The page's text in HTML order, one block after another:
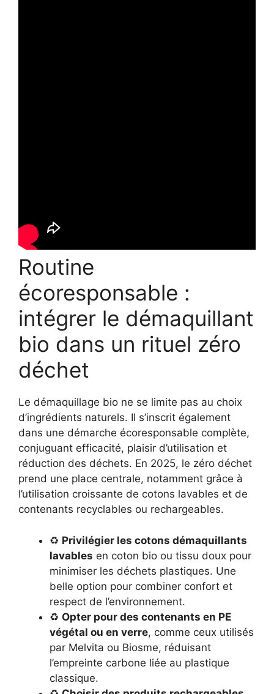
Routine
écoresponsable :
intégrer le démaquillant
bio dans un rituel zéro
déchet
Le démaquillage bio ne se limite pas au choix
d’ingrédients naturels. Il s’inscrit également
dans une démarche écoresponsable complète,
conjuguant efficacité, plaisir d’utilisation et
réduction des déchets. En 2025, le zéro déchet
prend une place centrale, notamment grâce à
l’utilisation croissante de cotons lavables et de
contenants recyclables ou rechargeables.
♻️ Privilégier les cotons démaquillants
lavables en coton bio ou tissu doux pour
minimiser les déchets plastiques. Une
belle option pour combiner confort et
respect de l’environnement.
♻️ Opter pour des contenants en PE
végétal ou en verre, comme ceux utilisés
par Melvita ou Biosme, réduisant
l’empreinte carbone liée au plastique
classique.